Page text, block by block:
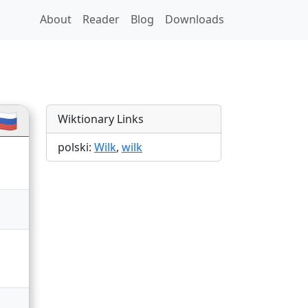
About Reader Blog Downloads
Wiktionary Links
polski: Wilk, wilk